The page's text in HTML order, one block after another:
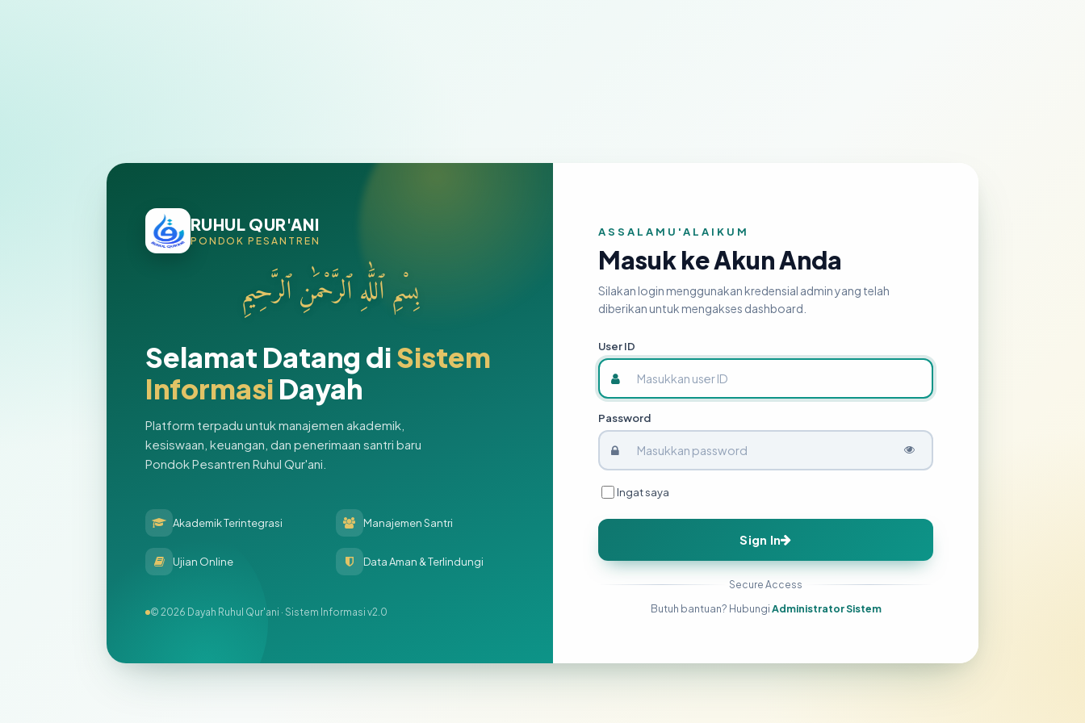
RUHUL QUR'ANI
PONDOK PESANTREN
بِسْمِ ٱللَّٰهِ ٱلرَّحْمَٰنِ ٱلرَّحِيمِ
Selamat Datang diSistem
Informasi Dayah
Platform terpadu untuk manajemen akademik,
kesiswaan, keuangan, dan penerimaan santri baru
Pondok Pesantren Ruhul Qur'ani.
Akademik Terintegrasi Manajemen Santri
Ujian Online Data Aman & Terlindungi
© 2026 Dayah Ruhul Qur'ani · Sistem Informasi v2.0
ASSALAMU'ALAIKUM
Masuk ke Akun Anda
Silakan login menggunakan kredensial admin yang telah
diberikan untuk mengakses dashboard.
User ID
Password
Ingat saya
Sign In
Secure Access
Butuh bantuan? HubungiAdministrator Sistem